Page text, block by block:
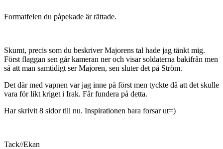
Formatfelen du påpekade är rättade.
Skumt, precis som du beskriver Majorens tal hade jag tänkt mig.
Först flaggan sen går kameran ner och visar soldaterna bakifrån men
så att man samtidigt ser Majoren, sen sluter det på Ström.
Det där med vapnen var jag inne på först men tyckte då att det skulle
vara för likt kriget i Irak. Får fundera på detta.
Har skrivit 8 sidor till nu. Inspirationen bara forsar ut=)
Tack//Ekan